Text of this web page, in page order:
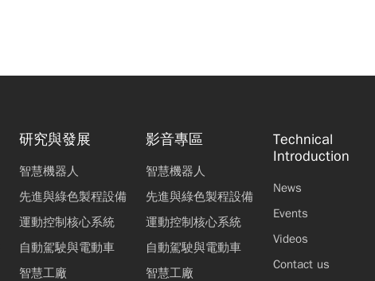
研究與發展
智慧機器人
先進與綠色製程設備
運動控制核心系統
自動駕駛與電動車
智慧工廠
影音專區
智慧機器人
先進與綠色製程設備
運動控制核心系統
自動駕駛與電動車
智慧工廠
Technical
Introduction
News
Events
Videos
Contact us